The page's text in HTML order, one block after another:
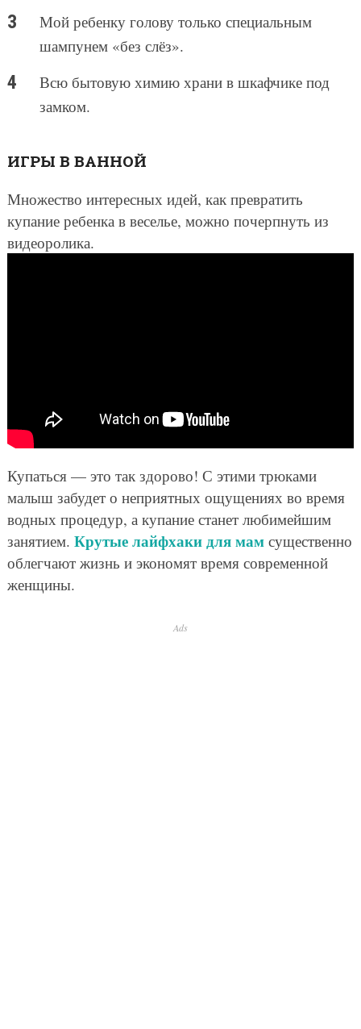
Мой ребенку голову только специальным
шампунем «без слёз».
Всю бытовую химию храни в шкафчике под
замком.
ИГРЫ В ВАННОЙ
Множество интересных идей, как превратить
купание ребенка в веселье, можно почерпнуть из
видеоролика.
Купаться — это так здорово! С этими трюками
малыш забудет о неприятных ощущениях во время
водных процедур, а купание станет любимейшим
занятием. Крутые лайфхаки для мамсущественно
облегчают жизнь и экономят время современной
женщины.
Ads